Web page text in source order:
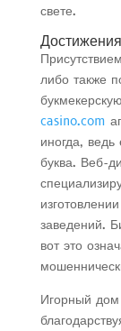
свете.
либо также
casino.com
иногда,
буква. Веб-
заведений.
вот это
Игорный дом